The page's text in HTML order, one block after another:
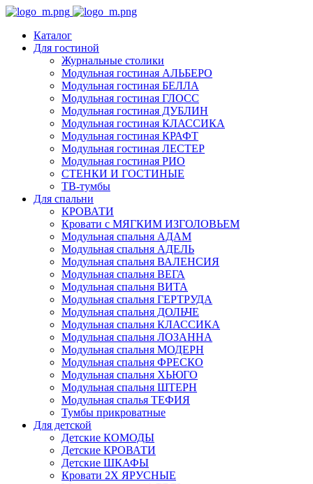
Каталог
Для гостиной
Журнальные столики
Модульная гостиная АЛЬБЕРО
Модульная гостиная БЕЛЛА
Модульная гостиная ГЛОСС
Модульная гостиная ДУБЛИН
Модульная гостиная КЛАССИКА
Модульная гостиная КРАФТ
Модульная гостиная ЛЕСТЕР
Модульная гостиная РИО
СТЕНКИ И ГОСТИНЫЕ
ТВ-тумбы
Для спальни
КРОВАТИ
Кровати с МЯГКИМ ИЗГОЛОВЬЕМ
Модульная спальня АДАМ
Модульная спальня АДЕЛЬ
Модульная спальня ВАЛЕНСИЯ
Модульная спальня ВЕГА
Модульная спальня ВИТА
Модульная спальня ГЕРТРУДА
Модульная спальня ДОЛЬЧЕ
Модульная спальня КЛАССИКА
Модульная спальня ЛОЗАННА
Модульная спальня МОДЕРН
Модульная спальня ФРЕСКО
Модульная спальня ХЬЮГО
Модульная спальня ШТЕРН
Модульная спалья ТЕФИЯ
Тумбы прикроватные
Для детской
Детские КОМОДЫ
Детские КРОВАТИ
Детские ШКАФЫ
Кровати 2Х ЯРУСНЫЕ